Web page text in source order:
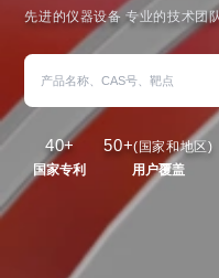
先进的仪器设备 专业的技术团
40+
国家专利
50+(国家和地区)
用户覆盖